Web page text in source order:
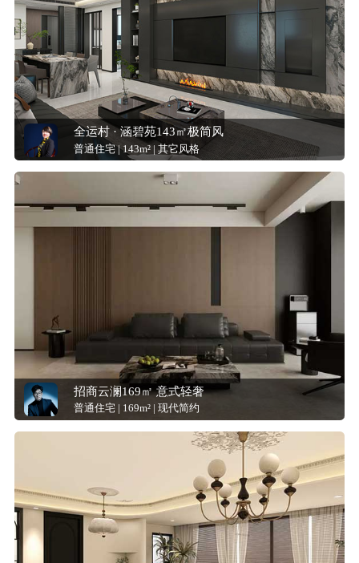
全运村 · 涵碧苑143㎡极简风
普通住宅 | 143m² | 其它风格
招商云澜169㎡ 意式轻奢
普通住宅 | 169m² | 现代简约